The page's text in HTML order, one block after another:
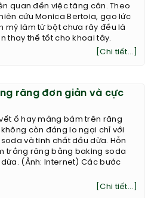
quan đến việc tăng cân. Theo
cứu Monica Bertoia, gạo lức
mỳ làm từ bột chưa rây đều là
thay thế tốt cho khoai tây.
[Chi tiết...]
răng đơn giản và cực
ố hay mảng bám trên răng
còn đáng lo ngại chỉ với
và tinh chất dầu dừa. Hỗn
trắng răng bằng baking soda
(Ảnh: Internet) Các bước
[Chi tiết...]